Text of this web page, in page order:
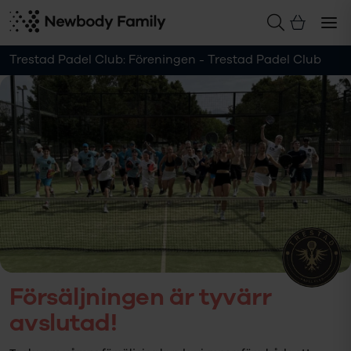
Trestad Padel Club: Föreningen - Trestad Padel Club
Försäljningen är tyvärr
avslutad!